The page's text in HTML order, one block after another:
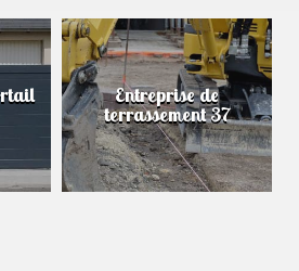
Entreprise de
terrassement 37